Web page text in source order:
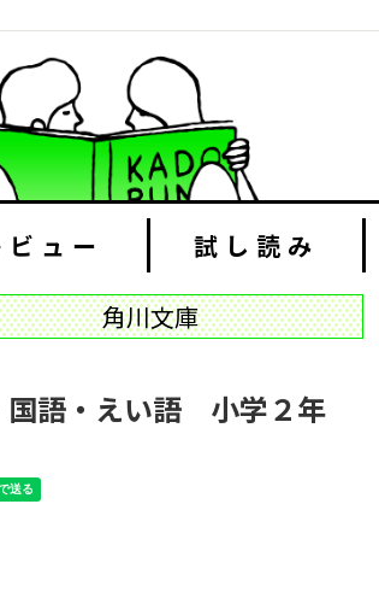
ビュー 試し読み
角川文庫
語・えい語 小学２年